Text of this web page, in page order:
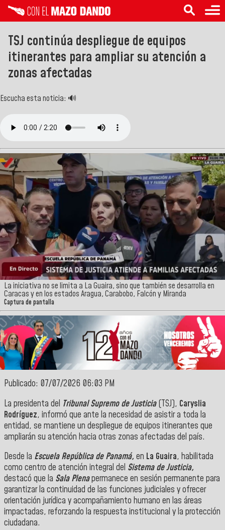
TSJ continúa despliegue de equipos
itinerantes para ampliar su atención a
zonas afectadas
Escucha esta noticia: 🔊
La iniciativa no se limita a La Guaira, sino que también se desarrolla en
Caracas y en los estados Aragua, Carabobo, Falcón y Miranda
Captura de pantalla
Publicado: 07/07/2026 06:03 PM
La presidenta del Tribunal Supremo de Justicia(TSJ), Caryslia
Rodríguez, informó que ante la necesidad de asistir a toda la
entidad, se mantiene un despliegue de equipos itinerantes que
ampliarán su atención hacia otras zonas afectadas del país.
Desde la Escuela República de Panamá, en La Guaira, habilitada
como centro de atención integral del Sistema de Justicia,
destacó que la Sala Plenapermanece en sesión permanente para
garantizar la continuidad de las funciones judiciales y ofrecer
orientación jurídica y acompañamiento humano en las áreas
impactadas, reforzando la respuesta institucional y la protección
ciudadana.